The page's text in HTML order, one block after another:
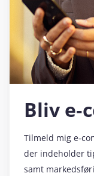
Bliv
Tilmeld mig
der indeholder
samt